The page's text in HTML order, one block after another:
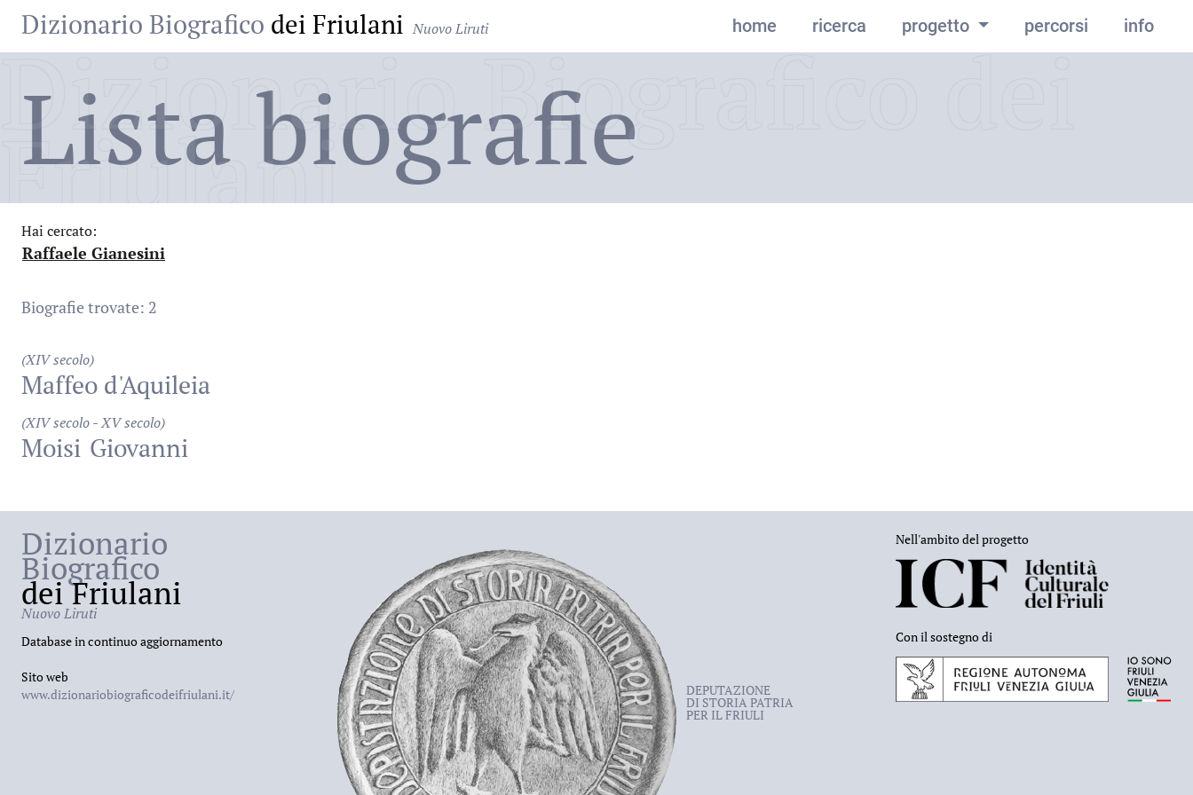
Dizionario Biografico dei Friulani Nuovo Liruti home ricerca progetto percorsi info
Dizionario Biografico dei
Friulani
Lista biografie
Hai cercato:
Raffaele Gianesini
Biografie trovate: 2
(XIV secolo)
Maffeo d'Aquileia
(XIV secolo - XV secolo)
Moisi Giovanni
Dizionario
Biografico
dei Friulani
Nuovo Liruti
Database in continuo aggiornamento
Sito web
www.dizionariobiograficodeifriulani.it/
DEPUTAZIONE
DI STORIA PATRIA
PER IL FRIULI
Nell'ambito del progetto
Con il sostegno di